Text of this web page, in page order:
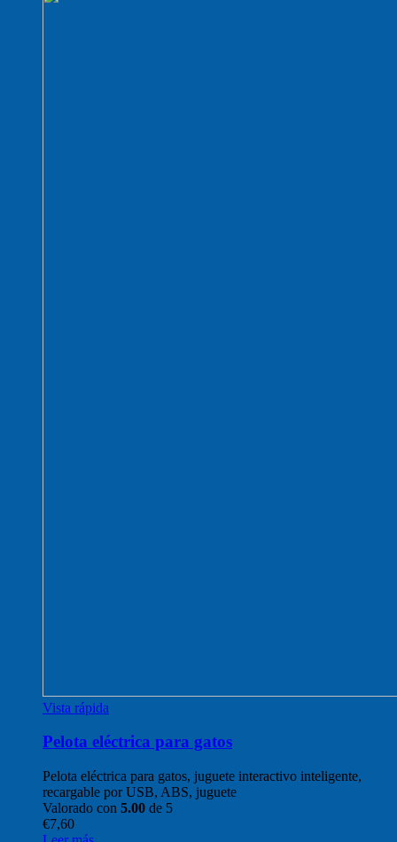
Vista rápida
Pelota eléctrica para gatos
Pelota eléctrica para gatos, juguete interactivo inteligente,
recargable por USB, ABS, juguete
Valorado con 5.00 de 5
€7,60